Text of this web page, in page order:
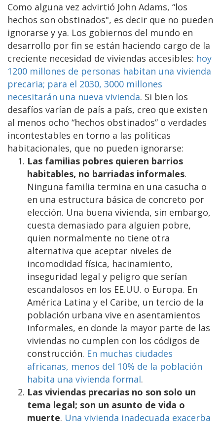
Como alguna vez advirtió John Adams, “los
hechos son obstinados", es decir que no pueden
ignorarse y ya. Los gobiernos del mundo en
desarrollo por fin se están haciendo cargo de la
creciente necesidad de viviendas accesibles: hoy
1200 millones de personas habitan una vivienda
precaria; para el 2030, 3000 millones
necesitarán una nueva vivienda. Si bien los
desafíos varían de país a país, creo que existen
al menos ocho “hechos obstinados” o verdades
incontestables en torno a las políticas
habitacionales, que no pueden ignorarse:
Las familias pobres quieren barrios
habitables, no barriadas informales.
Ninguna familia termina en una casucha o
en una estructura básica de concreto por
elección. Una buena vivienda, sin embargo,
cuesta demasiado para alguien pobre,
quien normalmente no tiene otra
alternativa que aceptar niveles de
incomodidad física, hacinamiento,
inseguridad legal y peligro que serían
escandalosos en los EE.UU. o Europa. En
América Latina y el Caribe, un tercio de la
población urbana vive en asentamientos
informales, en donde la mayor parte de las
viviendas no cumplen con los códigos de
construcción. En muchas ciudades
africanas, menos del 10% de la población
habita una vivienda formal.
Las viviendas precarias no son solo un
tema legal; son un asunto de vida o
muerte. Una vivienda inadecuada exacerba